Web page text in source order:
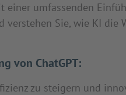
einer umfassenden
verstehen Sie, wie KI die
von ChatGPT:
zu steigern und